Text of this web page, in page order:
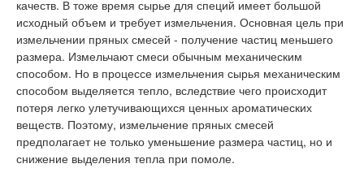
4x2 Реверс» | Дробилки для бетона
Ударно-отражательные дробилки «ДУО - ВЕЙДЕР -
4х4 Дубль Ротор»
качеств. В тоже время сырье для специй имеет большой
исходный объем и требует измельчения. Основная цель при
измельчении пряных смесей - получение частиц меньшего
размера. Измельчают смеси обычным механическим
способом. Но в процессе измельчения сырья механическим
способом выделяется тепло, вследствие чего происходит
потеря легко улетучивающихся ценных ароматических
веществ. Поэтому, измельчение пряных смесей
предполагает не только уменьшение размера частиц, но и
снижение выделения тепла при помоле.